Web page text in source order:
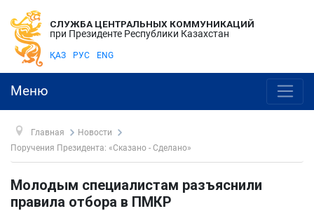
СЛУЖБА ЦЕНТРАЛЬНЫХ КОММУНИКАЦИЙ
при Президенте Республики Казахстан
ҚАЗ РУС ENG
Меню
Главная
Новости
Поручения Президента: «Сказано - Сделано»
Молодым специалистам разъяснили
правила отбора в ПМКР